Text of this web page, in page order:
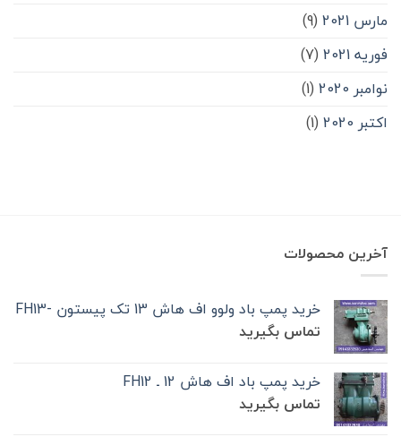
مارس 2021
(9)
فوریه 2021
(7)
نوامبر 2020
(1)
اکتبر 2020
(1)
آخرین محصولات
خرید پمپ باد ولوو اف هاش 13 تک‌ پیستون -FH13
تماس بگیرید
خرید پمپ باد اف هاش 12 ـ FH12
تماس بگیرید